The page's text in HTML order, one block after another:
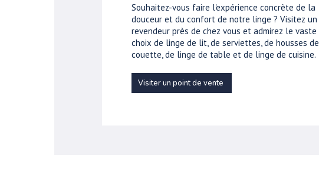
Souhaitez-vous faire l'expérience concrète de la
douceur et du confort de notre linge ? Visitez un
revendeur près de chez vous et admirez le vaste
choix de linge de lit, de serviettes, de housses de
couette, de linge de table et de linge de cuisine.
Visiter un point de vente